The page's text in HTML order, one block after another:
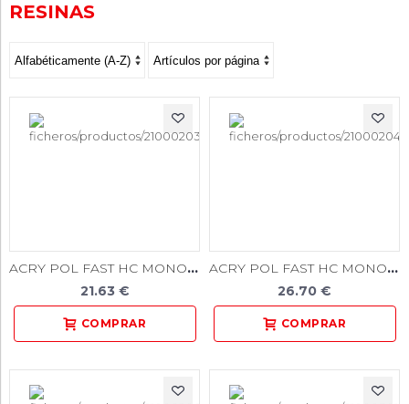
RESINAS
ACRY POL FAST HC MONOMERO 250 ML.
21.63 €
ACRY POL FAST HC MONOMERO 500 ML.
26.70 €